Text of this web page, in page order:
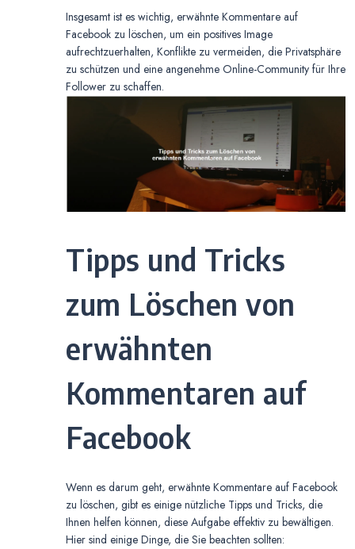
Insgesamt ist es wichtig, erwähnte Kommentare auf
Facebook zu löschen, um ein positives Image
aufrechtzuerhalten, Konflikte zu vermeiden, die Privatsphäre
zu schützen und eine angenehme Online-Community für Ihre
Follower zu schaffen.
Tipps und Tricks
zum Löschen von
erwähnten
Kommentaren auf
Facebook
Wenn es darum geht, erwähnte Kommentare auf Facebook
zu löschen, gibt es einige nützliche Tipps und Tricks, die
Ihnen helfen können, diese Aufgabe effektiv zu bewältigen.
Hier sind einige Dinge, die Sie beachten sollten: